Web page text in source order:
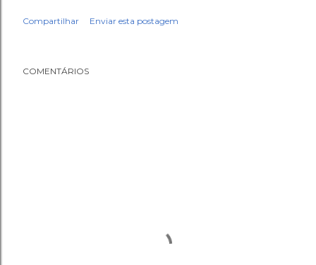
Compartilhar Enviar esta postagem
COMENTÁRIOS